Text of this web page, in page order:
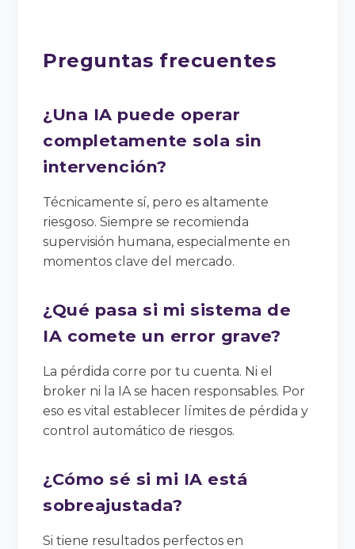
Preguntas frecuentes
¿Una IA puede operar
completamente sola sin
intervención?
Técnicamente sí, pero es altamente
riesgoso. Siempre se recomienda
supervisión humana, especialmente en
momentos clave del mercado.
¿Qué pasa si mi sistema de
IA comete un error grave?
La pérdida corre por tu cuenta. Ni el
broker ni la IA se hacen responsables. Por
eso es vital establecer límites de pérdida y
control automático de riesgos.
¿Cómo sé si mi IA está
sobreajustada?
Si tiene resultados perfectos en